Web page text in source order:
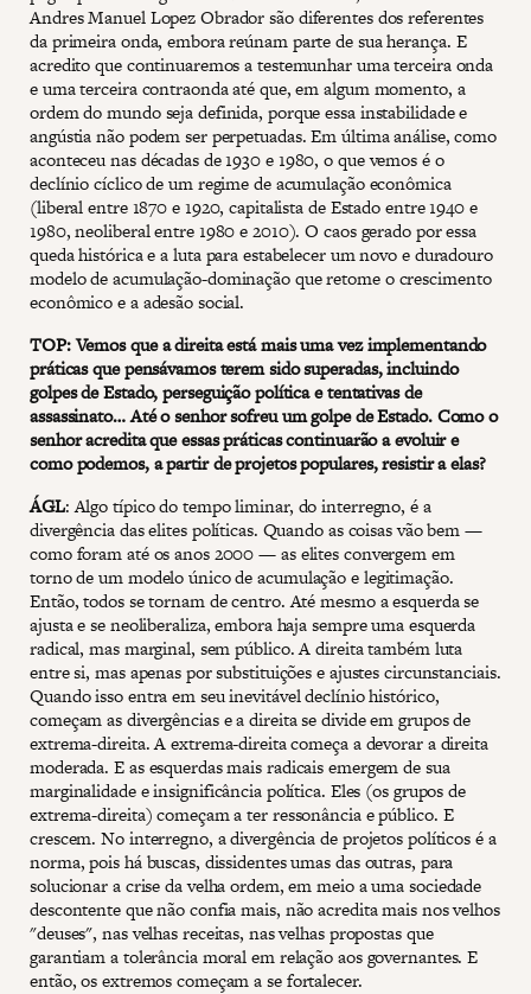
Andres Manuel Lopez Obrador são diferentes dos referentes
da primeira onda, embora reúnam parte de sua herança. E
acredito que continuaremos a testemunhar uma terceira onda
e uma terceira contraonda até que, em algum momento, a
ordem do mundo seja definida, porque essa instabilidade e
angústia não podem ser perpetuadas. Em última análise, como
aconteceu nas décadas de 1930 e 1980, o que vemos é o
declínio cíclico de um regime de acumulação econômica
(liberal entre 1870 e 1920, capitalista de Estado entre 1940 e
1980, neoliberal entre 1980 e 2010). O caos gerado por essa
queda histórica e a luta para estabelecer um novo e duradouro
modelo de acumulação-dominação que retome o crescimento
econômico e a adesão social.
TOP: Vemos que a direita está mais uma vez implementando
práticas que pensávamos terem sido superadas, incluindo
golpes de Estado, perseguição política e tentativas de
assassinato… Até o senhor sofreu um golpe de Estado. Como o
senhor acredita que essas práticas continuarão a evoluir e
como podemos, a partir de projetos populares, resistir a elas?
ÁGL: Algo típico do tempo liminar, do interregno, é a
divergência das elites políticas. Quando as coisas vão bem —
como foram até os anos 2000 — as elites convergem em
torno de um modelo único de acumulação e legitimação.
Então, todos se tornam de centro. Até mesmo a esquerda se
ajusta e se neoliberaliza, embora haja sempre uma esquerda
radical, mas marginal, sem público. A direita também luta
entre si, mas apenas por substituições e ajustes circunstanciais.
Quando isso entra em seu inevitável declínio histórico,
começam as divergências e a direita se divide em grupos de
extrema-direita. A extrema-direita começa a devorar a direita
moderada. E as esquerdas mais radicais emergem de sua
marginalidade e insignificância política. Eles (os grupos de
extrema-direita) começam a ter ressonância e público. E
crescem. No interregno, a divergência de projetos políticos é a
norma, pois há buscas, dissidentes umas das outras, para
solucionar a crise da velha ordem, em meio a uma sociedade
descontente que não confia mais, não acredita mais nos velhos
"deuses", nas velhas receitas, nas velhas propostas que
garantiam a tolerância moral em relação aos governantes. E
então, os extremos começam a se fortalecer.